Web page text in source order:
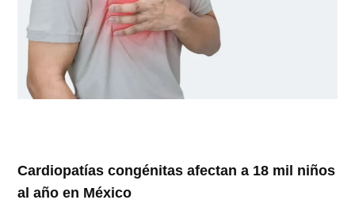
Cardiopatías congénitas afectan a 18 mil niños
al año en México